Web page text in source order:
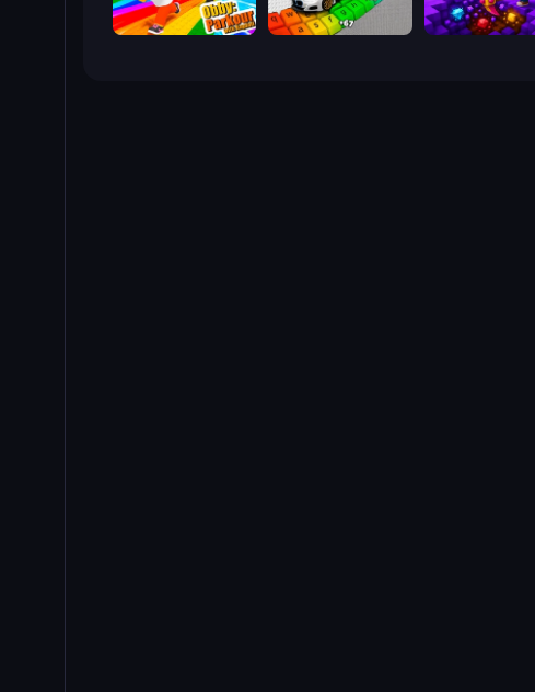
Obby: Parkour with Ragdoll Obby: Dig Down